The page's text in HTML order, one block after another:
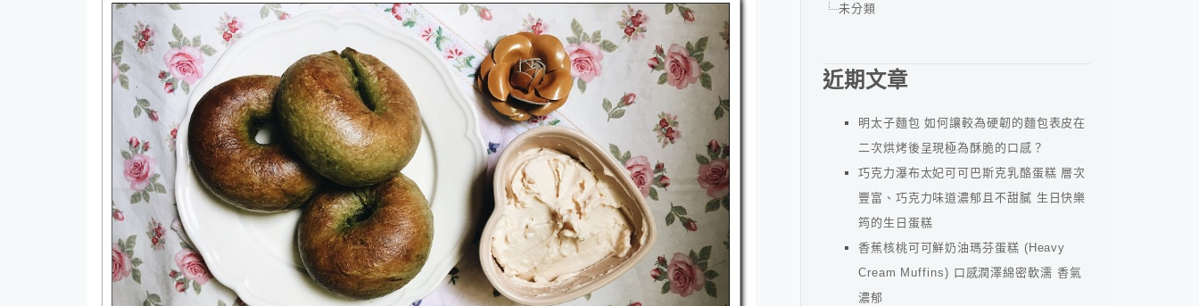
未分類
近期文章
明太子麵包 如何讓較為硬韌的麵包表皮在
二次烘烤後呈現極為酥脆的口感？
巧克力瀑布太妃可可巴斯克乳酪蛋糕 層次
豐富、巧克力味道濃郁且不甜膩 生日快樂
筠的生日蛋糕
香蕉核桃可可鮮奶油瑪芬蛋糕 (Heavy
Cream Muffins) 口感潤澤綿密軟濡 香氣
濃郁